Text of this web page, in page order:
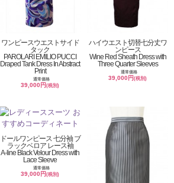
ワンピースウエストサイド
タック
PAROLARI EMILIO PUCCI
Draped Tank Dress In Abstract
Print
通常価格
39,000円(税別)
ハイウエスト切替七分丈ワ
ンピース
Wine Red Sheath Dress with
Three Quarter Sleeves
通常価格
39,000円(税別)
ドールワンピース 七分袖 ブ
ラックベロア レース袖
A-line Black Velour Dress with
Lace Sleeve
通常価格
39,000円(税別)